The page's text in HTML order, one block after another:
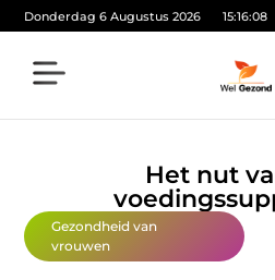
Donderdag 6 Augustus 2026 15:16:09
Het nut
Gezondheid van
vrouwen